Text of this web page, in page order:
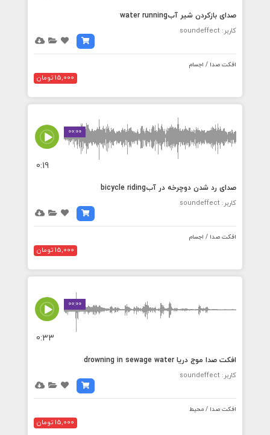
صدای بازکردن شیر آبwater running
کاربر: soundeffect
افکت صدا / اجسام
15,000 تومان
00:00
0:19
صدای رد شدن دوچرخه در آبbicycle riding
کاربر: soundeffect
افکت صدا / اجسام
15,000 تومان
00:00
0:33
افکت صدا موج دریا drowning in sewage water
کاربر: soundeffect
افکت صدا / محیط
15,000 تومان